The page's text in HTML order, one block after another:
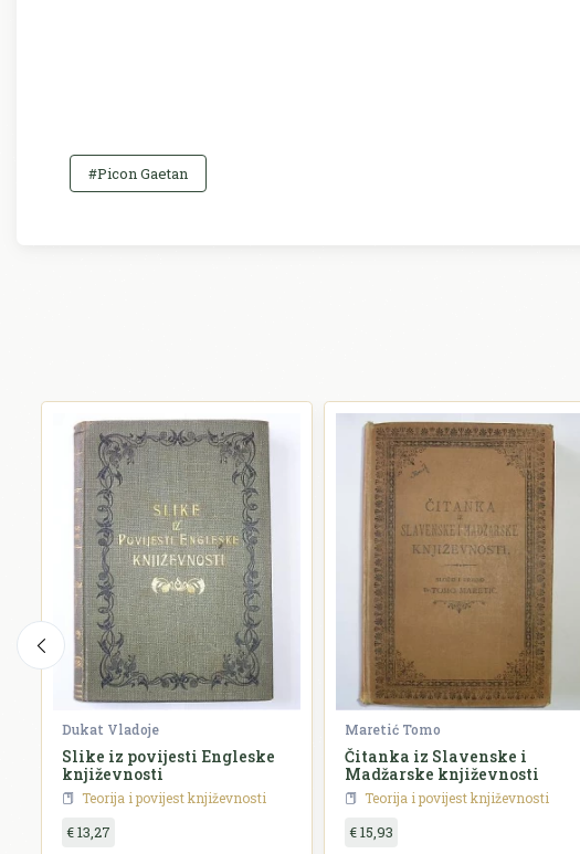
#Picon Gaetan
Dukat Vladoje
Slike iz povijesti Engleske
književnosti
Teorija i povijest književnosti
€ 13,27
Maretić Tomo
Čitanka iz Slavenske i
Madžarske književnosti
Teorija i povijest književnosti
€ 15,93